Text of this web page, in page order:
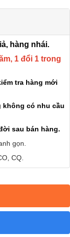
hàng nhái.
1 đổi 1 trong
tra hàng mới
không có nhu cầu
sau bán hàng.
gọn.
CQ.